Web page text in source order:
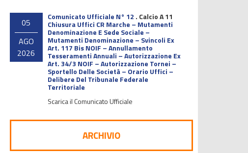
05
AGO
2026
Comunicato Ufficiale N° 12 . Calcio A 11
Chiusura Uffici CR Marche – Mutamenti
Denominazione E Sede Sociale –
Mutamenti Denominazione – Svincoli Ex
Art. 117 Bis NOIF – Annullamento
Tesseramenti Annuali – Autorizzazione Ex
Art. 34/3 NOIF – Autorizzazione Tornei –
Sportello Delle Società – Orario Uffici –
Delibere Del Tribunale Federale
Territoriale
Scarica il Comunicato Ufficiale
ARCHIVIO